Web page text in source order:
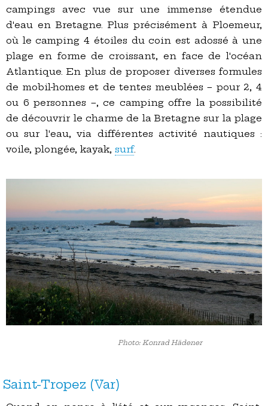
campings avec vue sur une immense étendue
d'eau en Bretagne. Plus précisément à Ploemeur,
où le camping 4 étoiles du coin est adossé à une
plage en forme de croissant, en face de l'océan
Atlantique. En plus de proposer diverses formules
de mobil-homes et de tentes meublées – pour 2, 4
ou 6 personnes –, ce camping offre la possibilité
de découvrir le charme de la Bretagne sur la plage
ou sur l'eau, via différentes activité nautiques :
voile, plongée, kayak, surf.
Photo: Konrad Hädener
Saint-Tropez (Var)